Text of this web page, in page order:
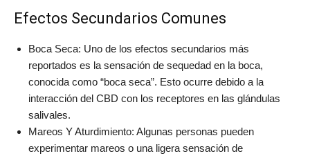
Efectos Secundarios Comunes
Boca Seca: Uno de los efectos secundarios más
reportados es la sensación de sequedad en la boca,
conocida como “boca seca”. Esto ocurre debido a la
interacción del CBD con los receptores en las glándulas
salivales.
Mareos Y Aturdimiento: Algunas personas pueden
experimentar mareos o una ligera sensación de